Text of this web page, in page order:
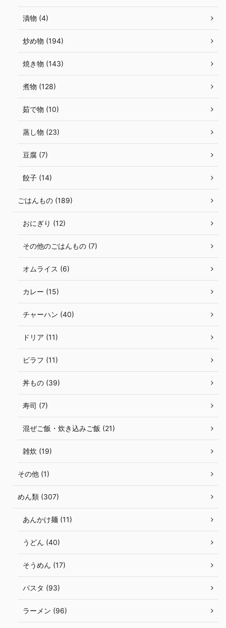
漬物 (4)
炒め物 (194)
焼き物 (143)
煮物 (128)
茹で物 (10)
蒸し物 (23)
豆腐 (7)
餃子 (14)
ごはんもの (189)
おにぎり (12)
その他のごはんもの (7)
オムライス (6)
カレー (15)
チャーハン (40)
ドリア (11)
ピラフ (11)
丼もの (39)
寿司 (7)
混ぜご飯・炊き込みご飯 (21)
雑炊 (19)
その他 (1)
めん類 (307)
あんかけ麺 (11)
うどん (40)
そうめん (17)
パスタ (93)
ラーメン (96)